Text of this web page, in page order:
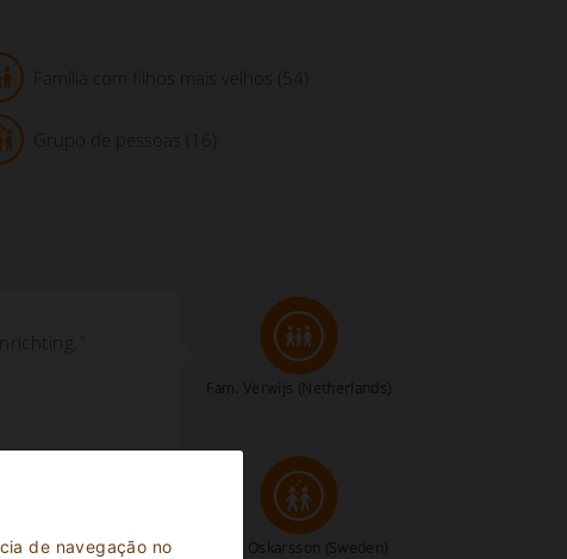
de navegação no
Família com filhos mais velhos (54)
Grupo de pessoas (16)
Fam. Verwijs (Netherlands)
Nora Oskarsson (Sweden)